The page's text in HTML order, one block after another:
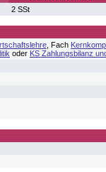
2 SSt
, Fach
oder KS Zahlungsbilanz